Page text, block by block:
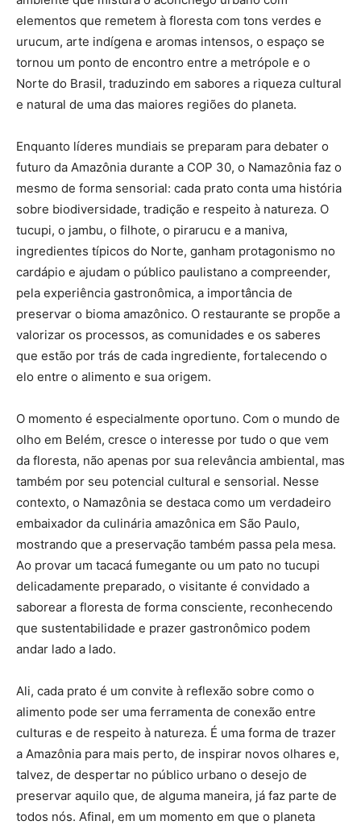
elementos que remetem à floresta com tons verdes e
urucum, arte indígena e aromas intensos, o espaço se
tornou um ponto de encontro entre a metrópole e o
Norte do Brasil, traduzindo em sabores a riqueza cultural
e natural de uma das maiores regiões do planeta.
Enquanto líderes mundiais se preparam para debater o
futuro da Amazônia durante a COP 30, o Namazônia faz o
mesmo de forma sensorial: cada prato conta uma história
sobre biodiversidade, tradição e respeito à natureza. O
tucupi, o jambu, o filhote, o pirarucu e a maniva,
ingredientes típicos do Norte, ganham protagonismo no
cardápio e ajudam o público paulistano a compreender,
pela experiência gastronômica, a importância de
preservar o bioma amazônico. O restaurante se propõe a
valorizar os processos, as comunidades e os saberes
que estão por trás de cada ingrediente, fortalecendo o
elo entre o alimento e sua origem.
O momento é especialmente oportuno. Com o mundo de
olho em Belém, cresce o interesse por tudo o que vem
da floresta, não apenas por sua relevância ambiental, mas
também por seu potencial cultural e sensorial. Nesse
contexto, o Namazônia se destaca como um verdadeiro
embaixador da culinária amazônica em São Paulo,
mostrando que a preservação também passa pela mesa.
Ao provar um tacacá fumegante ou um pato no tucupi
delicadamente preparado, o visitante é convidado a
saborear a floresta de forma consciente, reconhecendo
que sustentabilidade e prazer gastronômico podem
andar lado a lado.
Ali, cada prato é um convite à reflexão sobre como o
alimento pode ser uma ferramenta de conexão entre
culturas e de respeito à natureza. É uma forma de trazer
a Amazônia para mais perto, de inspirar novos olhares e,
talvez, de despertar no público urbano o desejo de
preservar aquilo que, de alguma maneira, já faz parte de
todos nós. Afinal, em um momento em que o planeta